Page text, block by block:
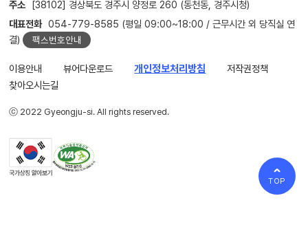
주소 [38102] 경상북도 경주시 양정로 260 (동천동, 경주시청)
대표전화 054-779-8585 (평일 09:00~18:00 / 근무시간 외 당직실 연
결)
팩스번호안내
이용안내 뷰어다운로드 개인정보처리방침
저작권정책
찾아오시는길
ⓒ 2022 Gyeongju-si. All rights reserved.
TOP